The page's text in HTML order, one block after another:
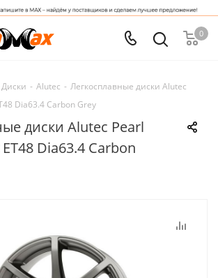
0
Диски - Alutec - Легкосплавные диски Alutec
Dia63.4 Carbon Grey
диски Alutec Pearl
Dia63.4 Carbon